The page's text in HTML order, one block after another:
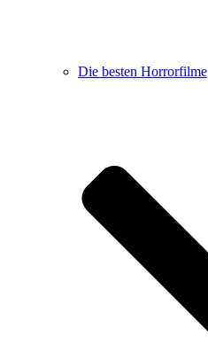
Die besten Horrorfilme